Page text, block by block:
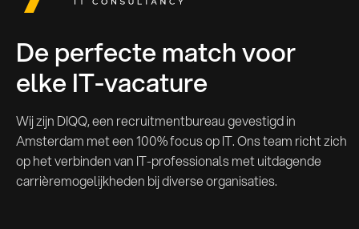
De perfecte match voor
elke IT-vacature
Wij zijn DIQQ, een recruitmentbureau gevestigd in
Amsterdam met een 100% focus op IT. Ons team richt zich
op het verbinden van IT-professionals met uitdagende
carrièremogelijkheden bij diverse organisaties.